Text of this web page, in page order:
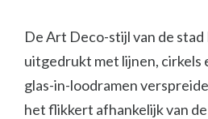
De Art Deco-stijl van de
uitgedrukt met lijnen, cirkels
glas-in-loodramen
het flikkert afhankelijk van